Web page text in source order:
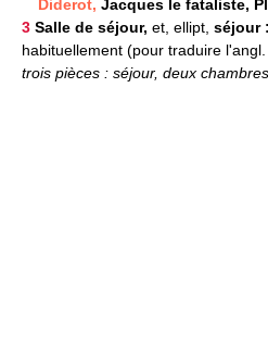
Diderot, Jacques le fataliste,
3 Salle de séjour, et, ellipt, séjour :
habituellement (pour traduire l'angl.
trois pièces : séjour, deux